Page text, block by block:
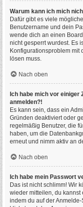
Warum kann ich mich
Dafür gibt es viele
Benutzername und dein
wende dich an einen
nicht gesperrt wurdest. Es
Konfigurationsproblem mit
lösen muss.
Nach oben
Ich habe mich vor
anmelden?!
Es kann sein, dass ein
Gründen deaktiviert oder
regelmäßig Benutzer, die
haben, um die
erneut und nimm aktiv an
Nach oben
Ich habe mein Passwort
Das ist nicht schlimm! Wir
wieder mitteilen, du kannst
indem du auf der